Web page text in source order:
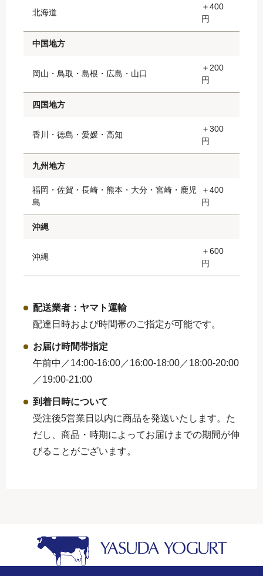
北海道
＋400
円
中国地方
岡山・鳥取・島根・広島・山口
＋200
円
四国地方
香川・徳島・愛媛・高知
＋300
円
九州地方
福岡・佐賀・長崎・熊本・大分・宮崎・鹿児
島
＋400
円
沖縄
沖縄
＋600
円
配送業者：ヤマト運輸
配達日時および時間帯のご指定が可能です。
お届け時間帯指定
午前中／14:00-16:00／16:00-18:00／18:00-20:00
／19:00-21:00
到着日時について
受注後5営業日以内に商品を発送いたします。た
だし、商品・時期によってお届けまでの期間が伸
びることがございます。